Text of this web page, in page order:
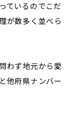
ているのでこだ
が数多く並べら
わず地元から愛
他府県ナンバー